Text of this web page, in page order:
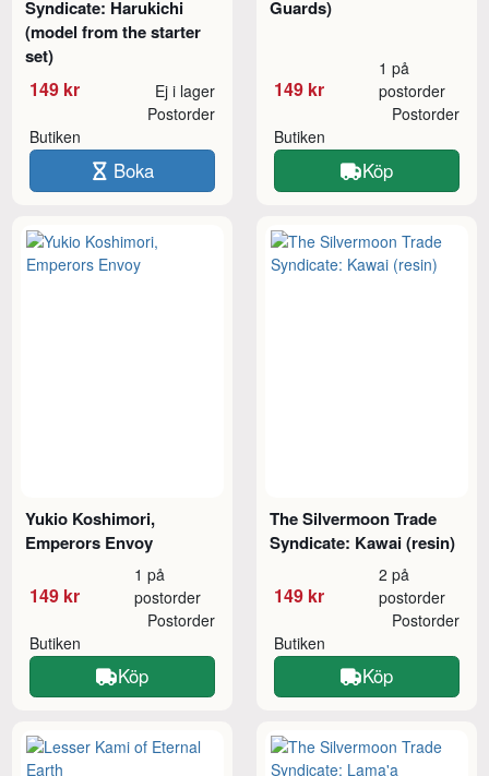
Syndicate: Harukichi
(model from the starter
set)
149 kr Ej i lager
Butiken
Postorder
Boka
Guards)
149 kr
1 på
postorder
Butiken
Postorder
Köp
Yukio Koshimori,
Emperors Envoy
149 kr
1 på
postorder
Butiken
Postorder
Köp
The Silvermoon Trade
Syndicate: Kawai (resin)
149 kr
2 på
postorder
Butiken
Postorder
Köp